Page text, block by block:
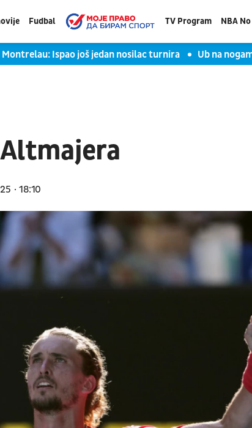
Fudbal TV Program NBA
Ispao još jedan nosilac turnira Ub na
18:10